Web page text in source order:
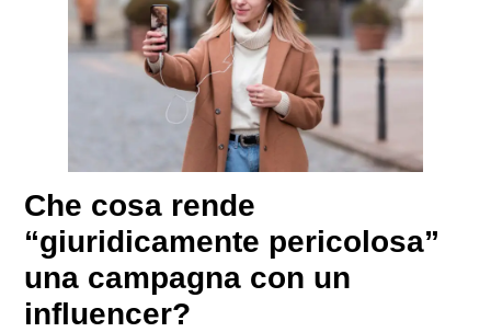
Che cosa rende
“giuridicamente pericolosa”
una campagna con un
influencer?